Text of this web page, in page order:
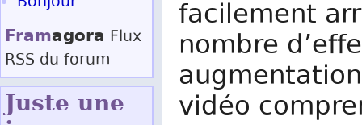
facilement
nombre
vidéo
Framagora Flux
RSS du forum
Juste une